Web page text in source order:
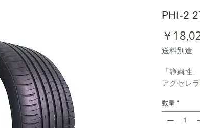
PHI-2
￥
送料別途
「静粛性
アクセレ
数量 *